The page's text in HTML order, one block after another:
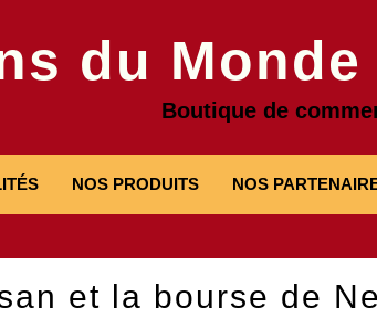
du
Boutique de
NOS PRODUITS NOS
et la bourse de